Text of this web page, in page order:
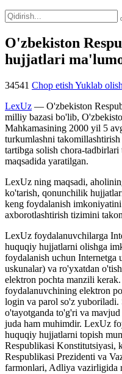
O'zbekiston
hujjatlari
34541 Chop etish Yuklab
LexUz — O'zbekiston
milliy bazasi bo'lib,
Mahkamasining 2000 yil 5
turkumlashni
tartibga solish chora-
maqsadida yaratilgan.
LexUz ning maqsadi,
ko'tarish, qonunchilik
keng foydalanish
axborotlashtirish tizimini
LexUz foydalanuvchilarga
huquqiy hujjatlarni olishga
foydalanish uchun Internetga
uskunalar) va ro'yxatdan
elektron pochta manzili
foydalanuvchining elektron
login va parol so'z yuboriladi.
o'tayotganda to'g'ri va
juda ham muhimdir. LexUz
huquqiy hujjatlarni topish
Respublikasi Konstitutsiyasi,
Respublikasi Prezidenti va
farmonlari, Adliya vazirligida